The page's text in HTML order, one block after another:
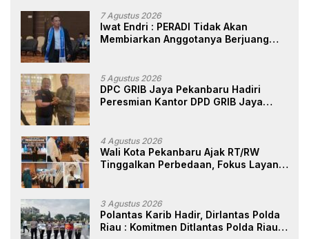
7 Agustus 2026
Iwat Endri : PERADI Tidak Akan
Membiarkan Anggotanya Berjuang
5 Agustus 2026
DPC GRIB Jaya Pekanbaru Hadiri
Peresmian Kantor DPD GRIB Jaya
4 Agustus 2026
Wali Kota Pekanbaru Ajak RT/RW
Tinggalkan Perbedaan, Fokus Layani
3 Agustus 2026
Polantas Karib Hadir, Dirlantas Polda
Riau : Komitmen Ditlantas Polda Riau